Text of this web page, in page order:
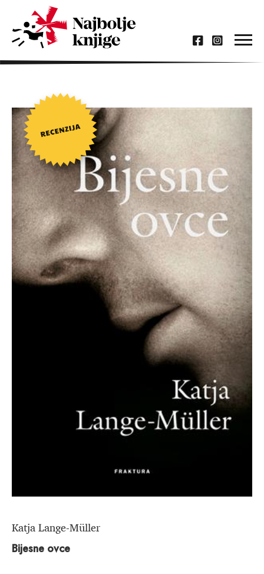
Katja Lange-Müller
Bijesne ovce